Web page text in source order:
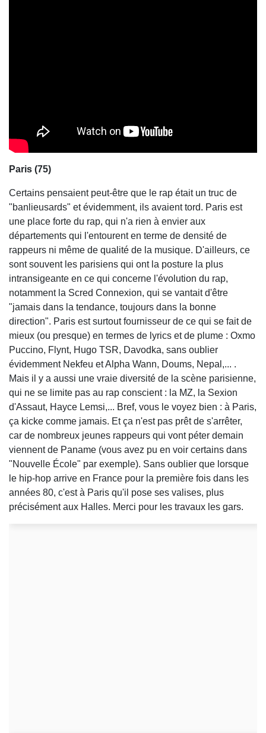
Paris (75)
Certains pensaient peut-être que le rap était un truc de
"banlieusards" et évidemment, ils avaient tord. Paris est
une place forte du rap, qui n'a rien à envier aux
départements qui l'entourent en terme de densité de
rappeurs ni même de qualité de la musique. D'ailleurs, ce
sont souvent les parisiens qui ont la posture la plus
intransigeante en ce qui concerne l'évolution du rap,
notamment la Scred Connexion, qui se vantait d'être
"jamais dans la tendance, toujours dans la bonne
direction". Paris est surtout fournisseur de ce qui se fait de
mieux (ou presque) en termes de lyrics et de plume : Oxmo
Puccino, Flynt, Hugo TSR, Davodka, sans oublier
évidemment Nekfeu et Alpha Wann, Doums, Nepal,... .
Mais il y a aussi une vraie diversité de la scène parisienne,
qui ne se limite pas au rap conscient : la MZ, la Sexion
d'Assaut, Hayce Lemsi,... Bref, vous le voyez bien : à Paris,
ça kicke comme jamais. Et ça n'est pas prêt de s'arrêter,
car de nombreux jeunes rappeurs qui vont péter demain
viennent de Paname (vous avez pu en voir certains dans
"Nouvelle École" par exemple). Sans oublier que lorsque
le hip-hop arrive en France pour la première fois dans les
années 80, c'est à Paris qu'il pose ses valises, plus
précisément aux Halles. Merci pour les travaux les gars.